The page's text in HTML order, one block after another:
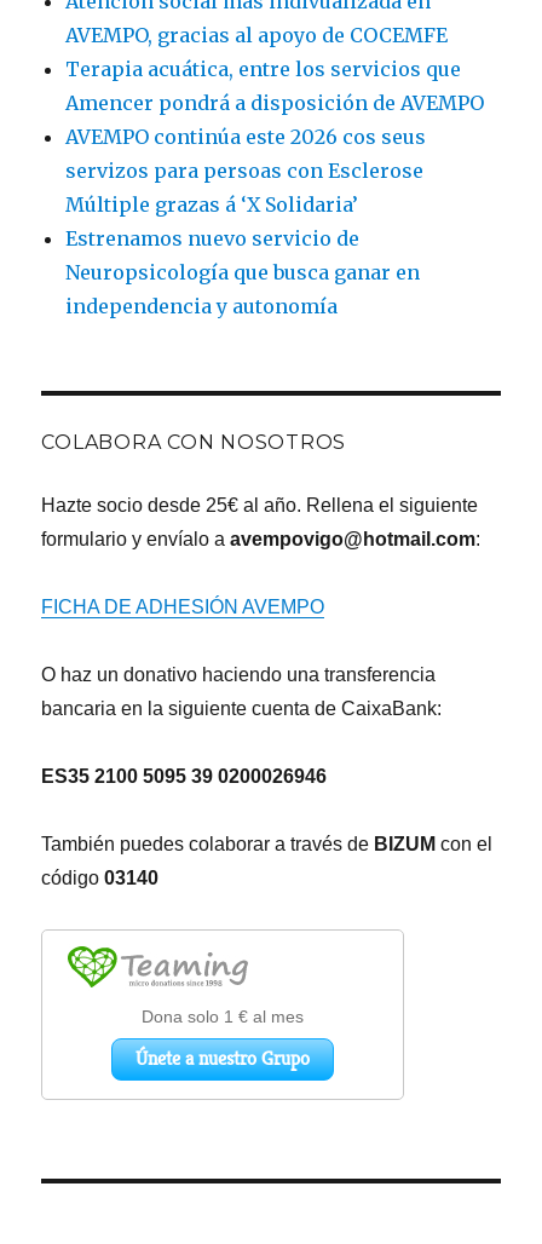
AVEMPO, gracias al apoyo de COCEMFE
Terapia acuática, entre los servicios que
Amencer pondrá a disposición de AVEMPO
AVEMPO continúa este 2026 cos seus
servizos para persoas con Esclerose
Múltiple grazas á ‘X Solidaria’
Estrenamos nuevo servicio de
Neuropsicología que busca ganar en
independencia y autonomía
COLABORA CON NOSOTROS
Hazte socio desde 25€ al año. Rellena el siguiente
formulario y envíalo aavempovigo@hotmail.com:
FICHA DE ADHESIÓN AVEMPO
O haz un donativo haciendo una transferencia
bancaria en la siguiente cuenta de CaixaBank:
ES35 2100 5095 39 0200026946
También puedes colaborar a través de BIZUM con el
código 03140